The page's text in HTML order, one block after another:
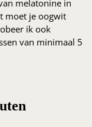
melatonine in
moet je oogwit
ik ook
van minimaal 5